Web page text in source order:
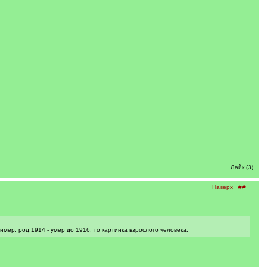
Лайк (3)
Наверх ##
род.1914 - умер до 1916, то картинка взрослого человека.